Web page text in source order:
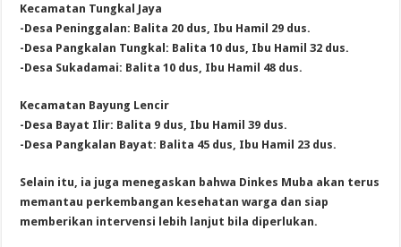
Kecamatan Tungkal Jaya
-Desa Peninggalan: Balita 20 dus, Ibu Hamil 29 dus.
-Desa Pangkalan Tungkal: Balita 10 dus, Ibu Hamil 32 dus.
-Desa Sukadamai: Balita 10 dus, Ibu Hamil 48 dus.
Kecamatan Bayung Lencir
-Desa Bayat Ilir: Balita 9 dus, Ibu Hamil 39 dus.
-Desa Pangkalan Bayat: Balita 45 dus, Ibu Hamil 23 dus.
Selain itu, ia juga menegaskan bahwa Dinkes Muba akan terus
memantau perkembangan kesehatan warga dan siap
memberikan intervensi lebih lanjut bila diperlukan.